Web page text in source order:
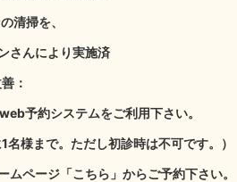
清掃を、
により実施済
：
予約システムをご利用下さい。
様まで。ただし初診時は不可です。）
ージ「こちら」からご予約下さい。